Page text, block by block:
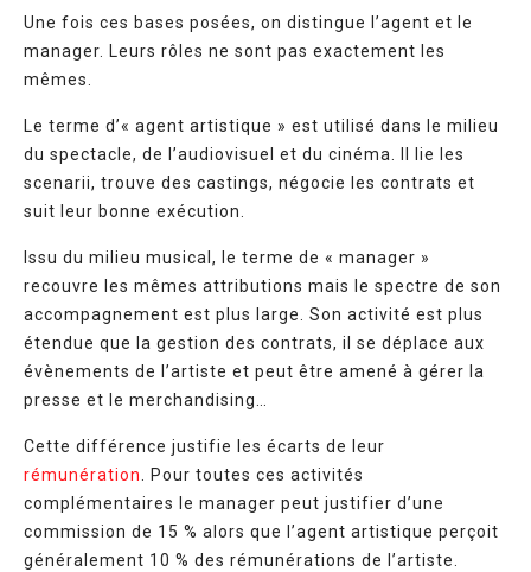
Une fois ces bases posées, on distingue l’agent et le
manager. Leurs rôles ne sont pas exactement les
mêmes.
Le terme d’« agent artistique » est utilisé dans le milieu
du spectacle, de l’audiovisuel et du cinéma. Il lie les
scenarii, trouve des castings, négocie les contrats et
suit leur bonne exécution.
Issu du milieu musical, le terme de « manager »
recouvre les mêmes attributions mais le spectre de son
accompagnement est plus large. Son activité est plus
étendue que la gestion des contrats, il se déplace aux
évènements de l’artiste et peut être amené à gérer la
presse et le merchandising…
Cette différence justifie les écarts de leur
rémunération
. Pour toutes ces activités
complémentaires le manager peut justifier d’une
commission de 15 % alors que l’agent artistique perçoit
généralement 10 % des rémunérations de l’artiste.